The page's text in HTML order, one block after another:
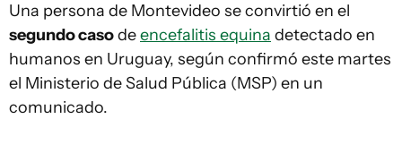
Una persona de Montevideo se convirtió en el
segundo casodeencefalitis equina detectado en
humanos en Uruguay, según confirmó este martes
el Ministerio de Salud Pública (MSP) en un
comunicado.